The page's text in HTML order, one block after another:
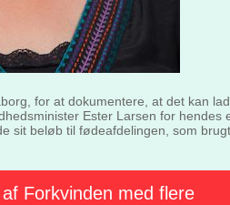
for at dokumentere, at det kan
Ester Larsen for
sit beløb til fødeafdelingen, som
af Forkvinden med flere